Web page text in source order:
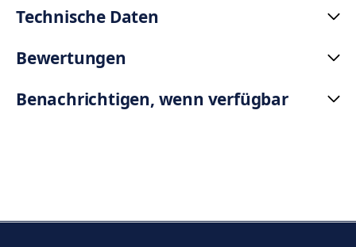
Technische Daten
Bewertungen
Benachrichtigen, wenn verfügbar